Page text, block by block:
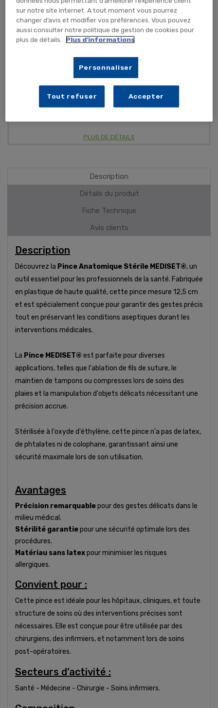
51,60 €TTC43,00 € HT
CARTON (x100 unités)
AJOUTER AU PANIER
Catégorie I
Tailles S à XXL
PLUS DE DÉTAILS
Description
Détails du produit
Fiche Technique
Avis clients
Description
Découvrez la Pince Anatomique Stérile MEDISET®, un
outil essentiel pour les professionnels de la santé. Fabriquée
en plastique de haute qualité, cette pince mesure 12,5 cm
et est spécialement conçue pour garantir des gestes précis
tout en préservant les conditions aseptiques durant les
interventions médicales.
La Pince MEDISET® est parfaite pour diverses
applications, telles que l'ablation de fils de suture, le
maintien de tampons ou compresses lors de soins des
plaies et la manipulation d'objets délicats nécessitant une
précision accrue.
Stérilisée à l'oxyde d'éthylène, cette pince n'a pas de latex,
de phtalates ni de colophane, garantissant ainsi une
sécurité maximale lors de son utilisation.
Avantages
Précision remarquablepour des gestes délicats dans le
milieu médical.
Stérilité garantiepour une sécurité optimale lors des
procédures.
Matériau sans latexpour minimiser les risques
allergiques.
Convient pour :
Cette pince est idéale pour les hôpitaux, cliniques, et toute
structure de soins où des interventions précises sont
nécessaires. Elle est conçue pour être utilisée par des
chirurgiens, des infirmiers, et notamment lors de soins
post-opératoires.
Secteurs d’activité :
Santé - Médecine - Chirurgie - Soins infirmiers.
sur notre site internet. A tout moment vous pourrez
changer d’avis et modifier vos préférences. Vous pouvez
aussi consulter notre politique de gestion de cookies pour
plus de détails.
Plus d'informations
Personnaliser
Tout refuser Accepter